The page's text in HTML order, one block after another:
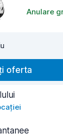
Anulare
oferta